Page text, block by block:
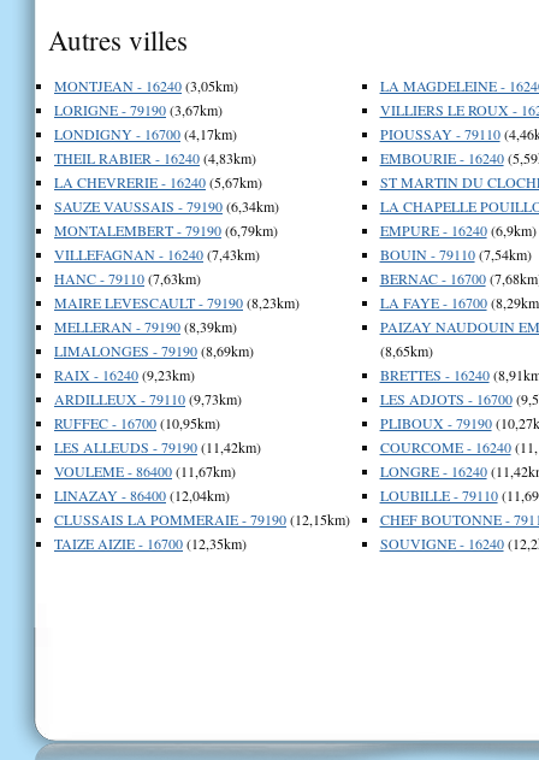
Autres villes
MONTJEAN - 16240(3,05km)
LORIGNE - 79190(3,67km)
LONDIGNY - 16700(4,17km)
THEIL RABIER - 16240(4,83km)
LA CHEVRERIE - 16240(5,67km)
SAUZE VAUSSAIS - 79190(6,34km)
MONTALEMBERT - 79190(6,79km)
VILLEFAGNAN - 16240(7,43km)
HANC - 79110(7,63km)
MAIRE LEVESCAULT - 79190(8,23km)
MELLERAN - 79190(8,39km)
LIMALONGES - 79190(8,69km)
RAIX - 16240(9,23km)
ARDILLEUX - 79110(9,73km)
RUFFEC - 16700(10,95km)
LES ALLEUDS - 79190(11,42km)
VOULEME - 86400(11,67km)
LINAZAY - 86400(12,04km)
CLUSSAIS LA POMMERAIE - 79190(12,15km)
TAIZE AIZIE - 16700(12,35km)
LA MAGDELEINE -
VILLIERS LE ROUX -
PIOUSSAY - 79110
EMBOURIE - 16240
ST MARTIN DU
LA CHAPELLE
EMPURE - 16240(6,9km)
BOUIN - 79110(7,54km)
BERNAC - 16700
LA FAYE - 16700
PAIZAY NAUDOUIN
(8,65km)
BRETTES - 16240
LES ADJOTS - 16700
PLIBOUX - 79190
COURCOME - 16240
LONGRE - 16240
LOUBILLE - 79110
CHEF BOUTONNE -
SOUVIGNE - 16240